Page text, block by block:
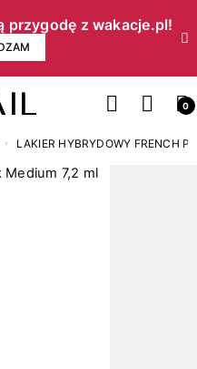
przygodę z wakacje.pl!​
0
LAKIER HYBRYDOWY FRENCH